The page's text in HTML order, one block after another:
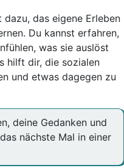
das eigene Erleben
Du kannst erfahren,
was sie auslöst
hilft dir, die sozialen
und etwas dagegen zu
deine Gedanken und
nächste Mal in einer